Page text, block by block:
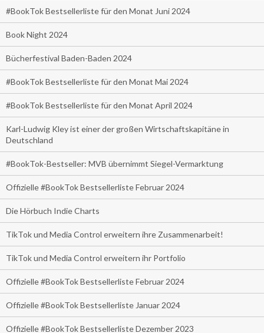
#BookTok Bestsellerliste für den Monat Juni 2024
Book Night 2024
Bücherfestival Baden-Baden 2024
#BookTok Bestsellerliste für den Monat Mai 2024
#BookTok Bestsellerliste für den Monat April 2024
Karl-Ludwig Kley ist einer der großen Wirtschaftskapitäne in
Deutschland
#BookTok-Bestseller: MVB übernimmt Siegel-Vermarktung
Offizielle #BookTok Bestsellerliste Februar 2024
Die Hörbuch Indie Charts
TikTok und Media Control erweitern ihre Zusammenarbeit!
TikTok und Media Control erweitern ihr Portfolio
Offizielle #BookTok Bestsellerliste Februar 2024
Offizielle #BookTok Bestsellerliste Januar 2024
Offizielle #BookTok Bestsellerliste Dezember 2023